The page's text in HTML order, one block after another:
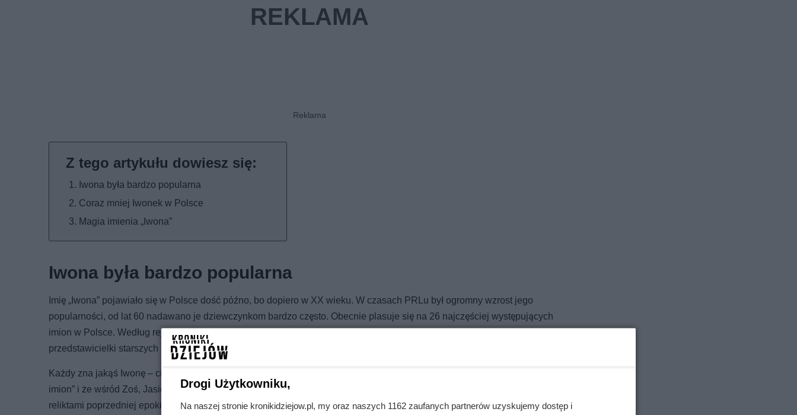
Iwona była bardzo popularna
Coraz mniej Iwonek w Polsce
Magia imienia „Iwona”
Iwona była bardzo popularna
Imię „Iwona” pojawiało się w Polsce dość późno, bo dopiero w XX wieku. W czasach PRLu był ogromny wzrost jego
popularności, od lat 60 nadawano je dziewczynkom bardzo często. Obecnie plasuje się na 26 najczęściej występujących
imion w Polsce. Według rejestru Pesel na styczeń 2025, imię Iwona nosi 231749 kobiet. Są to niestety prawie wyłącznie
przedstawicielki starszych pokoleń.
Każdy zna jakąś Iwonę – ciocię, babcię, nauczycielkę, teściową. Aż dziwne, że nie wróciło na fali popularności „starszych
imion” i że wśród Zoś, Jasiów i Antosiów nie pojawiają się także Iwony. Czyżby to imię miało odejść w niepamięć razem z
reliktami poprzedniej epoki, jak saturatory do wody sodowej i rower Wigry?
Drogi Użytkowniku,
Na naszej stronie kronikidziejow.pl, my oraz naszych 1162 zaufanych partnerów uzyskujemy dostęp i